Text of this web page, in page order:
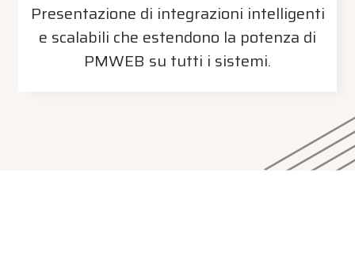
Presentazione di integrazioni intelligenti
e scalabili che estendono la potenza di
PMWEB su tutti i sistemi.